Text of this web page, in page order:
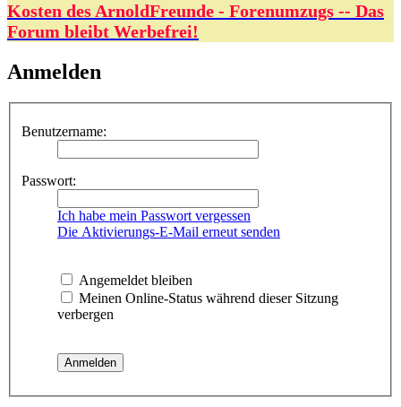
Kosten des ArnoldFreunde - Forenumzugs -- Das
Forum bleibt Werbefrei!
Anmelden
Benutzername:
Passwort:
Ich habe mein Passwort vergessen
Die Aktivierungs-E-Mail erneut senden
Angemeldet bleiben
Meinen Online-Status während dieser Sitzung
verbergen